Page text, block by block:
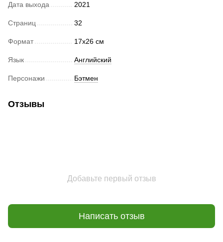
Дата выхода 2021
Страниц 32
Формат 17х26 см
Язык Английский
Персонажи Бэтмен
Отзывы
Добавьте первый отзыв
Написать отзыв